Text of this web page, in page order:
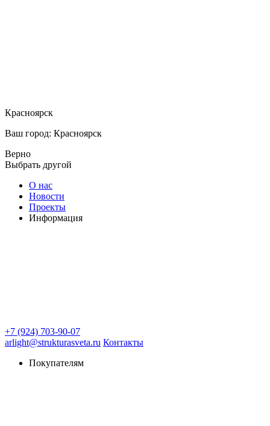
Красноярск
Ваш город: Красноярск
Верно
Выбрать другой
О нас
Новости
Проекты
Информация
+7 (924) 703-90-07
arlight@strukturasveta.ru Контакты
Покупателям